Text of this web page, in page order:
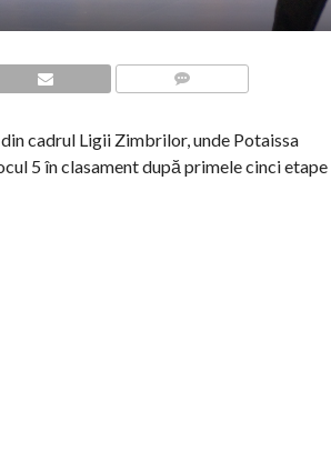
cadrul Ligii Zimbrilor, unde Potaissa
5 în clasament după primele cinci etape